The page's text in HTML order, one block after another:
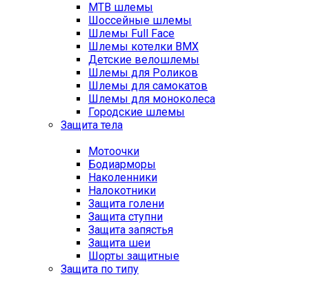
MTB шлемы
Шоссейные шлемы
Шлемы Full Face
Шлемы котелки BMX
Детские велошлемы
Шлемы для Роликов
Шлемы для самокатов
Шлемы для моноколеса
Городские шлемы
Защита тела
Мотоочки
Бодиарморы
Наколенники
Налокотники
Защита голени
Защита ступни
Защита запястья
Защита шеи
Шорты защитные
Защита по типу